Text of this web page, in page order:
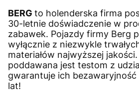
BERG to holenderska firma
30-letnie doświadczenie w
zabawek. Pojazdy firmy Berg
wyłącznie z niezwykle
materiałów najwyższej
poddawana jest testom z
gwarantuje ich
lat!